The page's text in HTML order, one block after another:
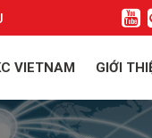
VIETNAM GIỚI